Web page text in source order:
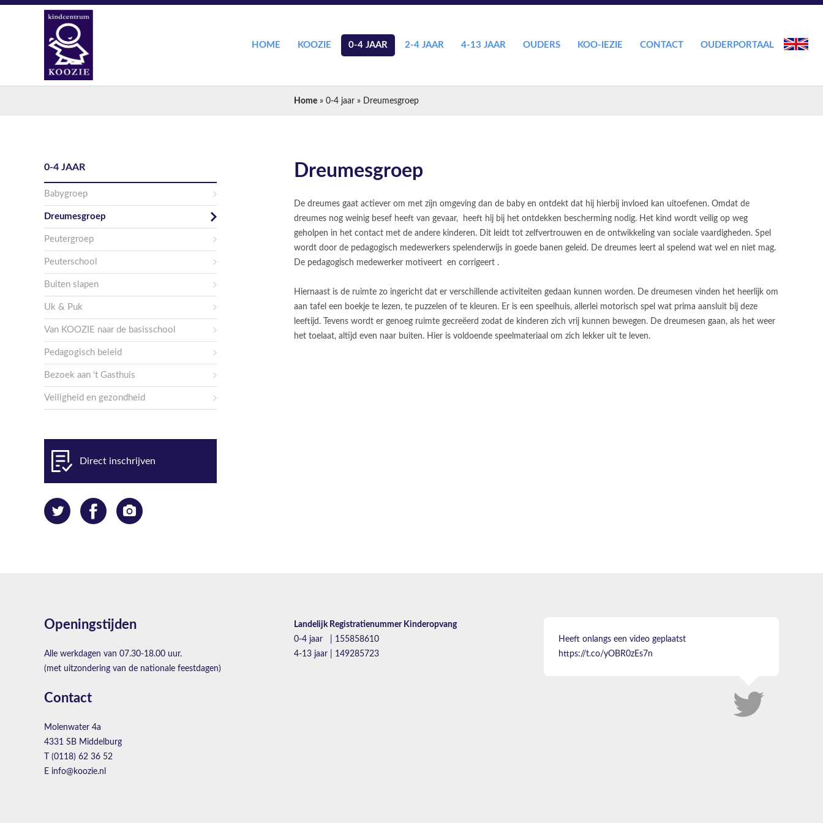
HOME KOOZIE 0-4 JAAR 2-4 JAAR 4-13 JAAR OUDERS KOO-IEZIE CONTACT OUDERPORTAAL
ENGLISH
U bent hier
Home » 0-4 jaar » Dreumesgroep
0-4 JAAR
Babygroep
Dreumesgroep
Peutergroep
Peuterschool
Buiten slapen
Uk & Puk
Van KOOZIE naar de basisschool
Pedagogisch beleid
Bezoek aan 't Gasthuis
Veiligheid en gezondheid
Direct inschrijven
Dreumesgroep
De dreumes gaat actiever om met zijn omgeving dan de baby en ontdekt dat hij hierbij invloed kan uitoefenen. Omdat de
dreumes nog weinig besef heeft van gevaar, heeft hij bij het ontdekken bescherming nodig. Het kind wordt veilig op weg
geholpen in het contact met de andere kinderen. Dit leidt tot zelfvertrouwen en de ontwikkeling van sociale vaardigheden. Spel
wordt door de pedagogisch medewerkers spelenderwijs in goede banen geleid. De dreumes leert al spelend wat wel en niet mag.
De pedagogisch medewerker motiveert en corrigeert .
Hiernaast is de ruimte zo ingericht dat er verschillende activiteiten gedaan kunnen worden. De dreumesen vinden het heerlijk om
aan tafel een boekje te lezen, te puzzelen of te kleuren. Er is een speelhuis, allerlei motorisch spel wat prima aansluit bij deze
leeftijd. Tevens wordt er genoeg ruimte gecreëerd zodat de kinderen zich vrij kunnen bewegen. De dreumesen gaan, als het weer
het toelaat, altijd even naar buiten. Hier is voldoende speelmateriaal om zich lekker uit te leven.
Openingstijden
Alle werkdagen van 07.30-18.00 uur.
(met uitzondering van de nationale feestdagen)
Contact
Molenwater 4a
4331 SB Middelburg
T (0118) 62 36 52
E info@koozie.nl
Landelijk Registratienummer Kinderopvang
0-4 jaar | 155858610
4-13 jaar | 149285723
Heeft onlangs een video geplaatst
https://t.co/yOBR0zEs7n